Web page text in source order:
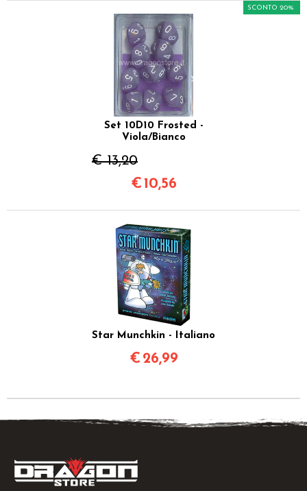
Set 10D10 Frosted -
Viola/Bianco
€ 13,20
SCONTO 20%
€ 10,56
Star Munchkin - Italiano
€ 26,99